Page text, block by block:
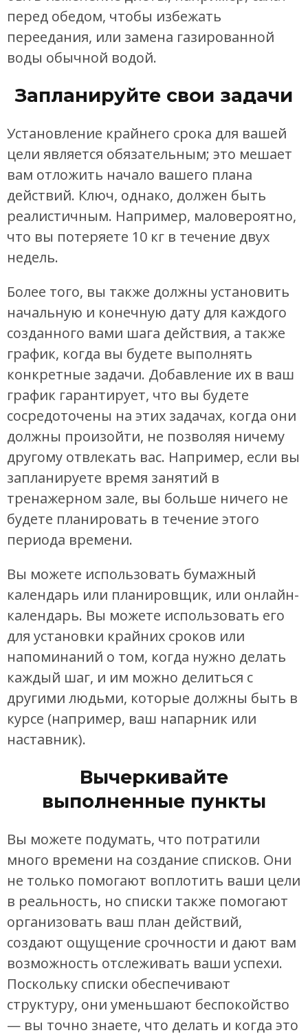
перед обедом, чтобы избежать
переедания, или замена газированной
воды обычной водой.
Запланируйте свои задачи
Установление крайнего срока для вашей
цели является обязательным; это мешает
вам отложить начало вашего плана
действий. Ключ, однако, должен быть
реалистичным. Например, маловероятно,
что вы потеряете 10 кг в течение двух
недель.
Более того, вы также должны установить
начальную и конечную дату для каждого
созданного вами шага действия, а также
график, когда вы будете выполнять
конкретные задачи. Добавление их в ваш
график гарантирует, что вы будете
сосредоточены на этих задачах, когда они
должны произойти, не позволяя ничему
другому отвлекать вас. Например, если вы
запланируете время занятий в
тренажерном зале, вы больше ничего не
будете планировать в течение этого
периода времени.
Вы можете использовать бумажный
календарь или планировщик, или онлайн-
календарь. Вы можете использовать его
для установки крайних сроков или
напоминаний о том, когда нужно делать
каждый шаг, и им можно делиться с
другими людьми, которые должны быть в
курсе (например, ваш напарник или
наставник).
Вычеркивайте
выполненные пункты
Вы можете подумать, что потратили
много времени на создание списков. Они
не только помогают воплотить ваши цели
в реальность, но списки также помогают
организовать ваш план действий,
создают ощущение срочности и дают вам
возможность отслеживать ваши успехи.
Поскольку списки обеспечивают
структуру, они уменьшают беспокойство
— вы точно знаете, что делать и когда это